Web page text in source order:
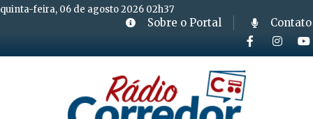
quinta-feira, 06 de agosto 2026 02h37
Sobre o Portal Contato